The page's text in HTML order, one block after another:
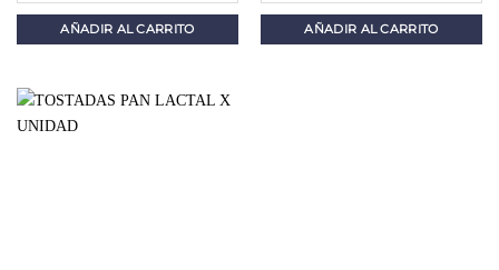
AÑADIR AL CARRITO AÑADIR AL CARRITO